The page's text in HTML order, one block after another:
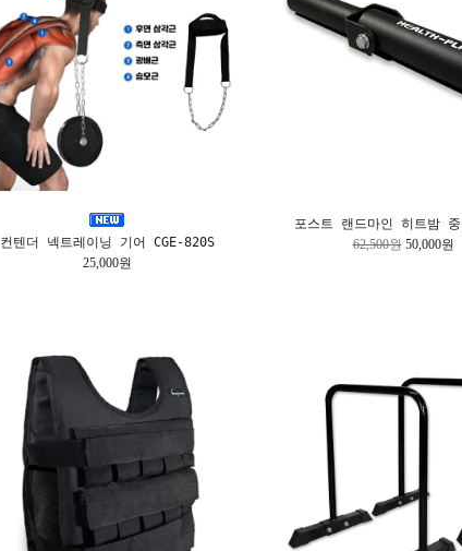
컨텐더 넥트레이닝 기어 CGE-820S
25,000원
포스트 랜드마인 히트밤 중
62,500원 50,000원